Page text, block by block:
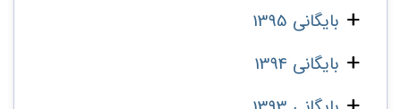
بایگانی 1395
بایگانی 1394